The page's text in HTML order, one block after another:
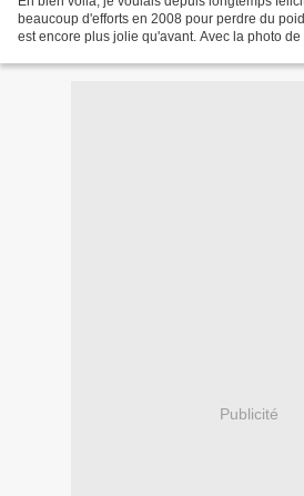
beaucoup d'efforts en 2008 pour perdre du
est encore plus jolie qu'avant. Avec la photo de
Publicité